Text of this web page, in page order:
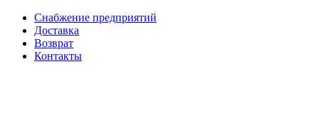
Снабжение предприятий
Доставка
Возврат
Контакты